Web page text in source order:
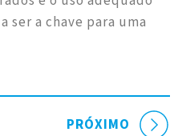
a chave para uma
PRÓXIMO